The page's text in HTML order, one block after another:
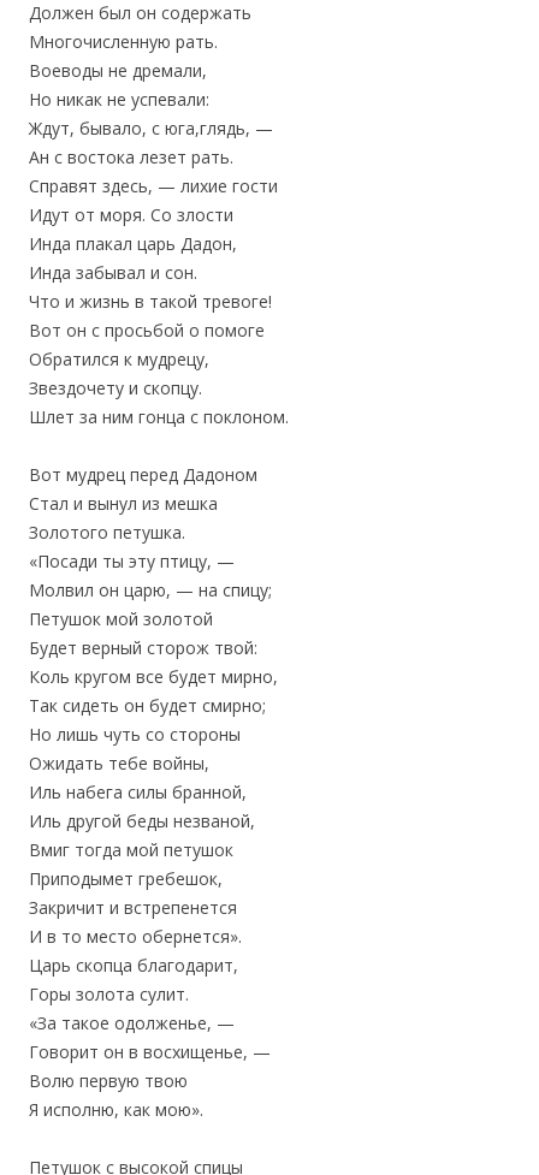
Должен был он содержать
Многочисленную рать.
Воеводы не дремали,
Но никак не успевали:
Ждут, бывало, с юга,глядь, —
Ан с востока лезет рать.
Справят здесь, — лихие гости
Идут от моря. Со злости
Инда плакал царь Дадон,
Инда забывал и сон.
Что и жизнь в такой тревоге!
Вот он с просьбой о помоге
Обратился к мудрецу,
Звездочету и скопцу.
Шлет за ним гонца с поклоном.
Вот мудрец перед Дадоном
Стал и вынул из мешка
Золотого петушка.
«Посади ты эту птицу, —
Молвил он царю, — на спицу;
Петушок мой золотой
Будет верный сторож твой:
Коль кругом все будет мирно,
Так сидеть он будет смирно;
Но лишь чуть со стороны
Ожидать тебе войны,
Иль набега силы бранной,
Иль другой беды незваной,
Вмиг тогда мой петушок
Приподымет гребешок,
Закричит и встрепенется
И в то место обернется».
Царь скопца благодарит,
Горы золота сулит.
«За такое одолженье, —
Говорит он в восхищенье, —
Волю первую твою
Я исполню, как мою».
Петушок с высокой спицы